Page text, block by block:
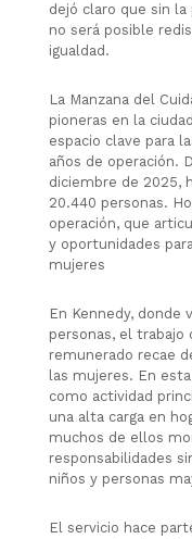
dejó claro que sin
no será posible
igualdad.
La Manzana del
pioneras en la
espacio clave para
años de operación.
diciembre de 2025,
20.440 personas.
operación, que
y oportunidades
mujeres
En Kennedy, donde
personas, el trabajo
remunerado recae
las mujeres. En
como actividad
una alta carga en
muchos de ellos
responsabilidades
niños y personas
El servicio hace